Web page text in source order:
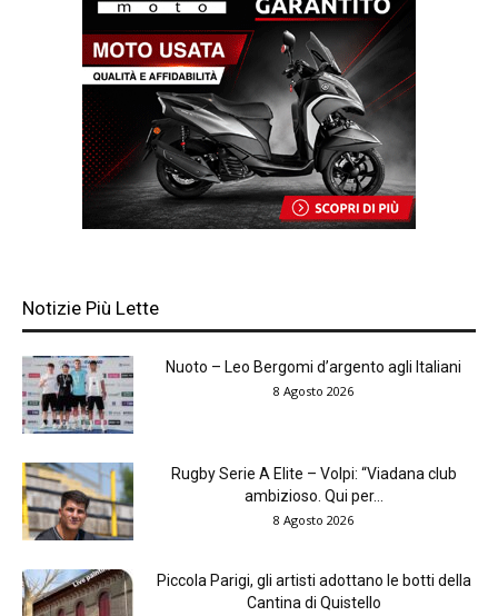
Notizie Più Lette
Nuoto – Leo Bergomi d’argento agli Italiani
8 Agosto 2026
Rugby Serie A Elite – Volpi: “Viadana club
ambizioso. Qui per...
8 Agosto 2026
Piccola Parigi, gli artisti adottano le botti della
Cantina di Quistello